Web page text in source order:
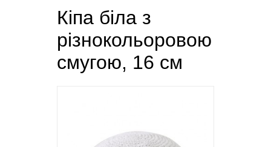
Кіпа біла з
різнокольоровою
смугою, 16 см